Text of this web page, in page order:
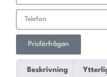
Prisförfrågan
Beskrivning